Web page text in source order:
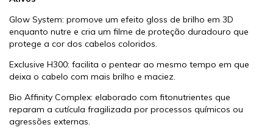
Glow System: promove um efeito gloss de brilho em 3D
enquanto nutre e cria um filme de proteção duradouro que
protege a cor dos cabelos coloridos.
Exclusive H300: facilita o pentear ao mesmo tempo em que
deixa o cabelo com mais brilho e maciez.
Bio Affinity Complex: elaborado com fitonutrientes que
reparam a cutícula fragilizada por processos químicos ou
agressões externas.